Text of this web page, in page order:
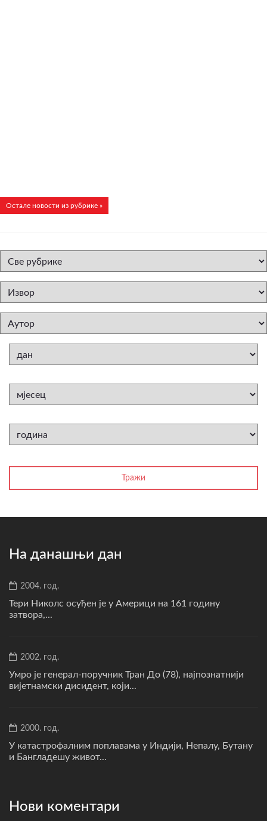
Остале новости из рубрике »
На данашњи дан
2004. год.
Тери Николс осуђен је у Америци на 161 годину
затвора,...
2002. год.
Умро је генерал-поручник Тран До (78), најпознатнији
вијетнамски дисидент, који...
2000. год.
У катастрофалним поплавама у Индији, Непалу, Бутану
и Бангладешу живот...
Нови коментари